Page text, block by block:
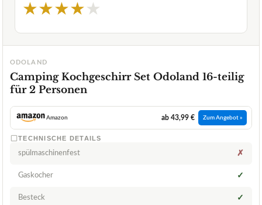
★★★★★
ODOLAND
Camping Kochgeschirr Set Odoland 16-teilig
für 2 Personen
Amazon ab 43,99 € Zum Angebot »
TECHNISCHE DETAILS
spülmaschinenfest ✗
Gaskocher ✓
Besteck ✓